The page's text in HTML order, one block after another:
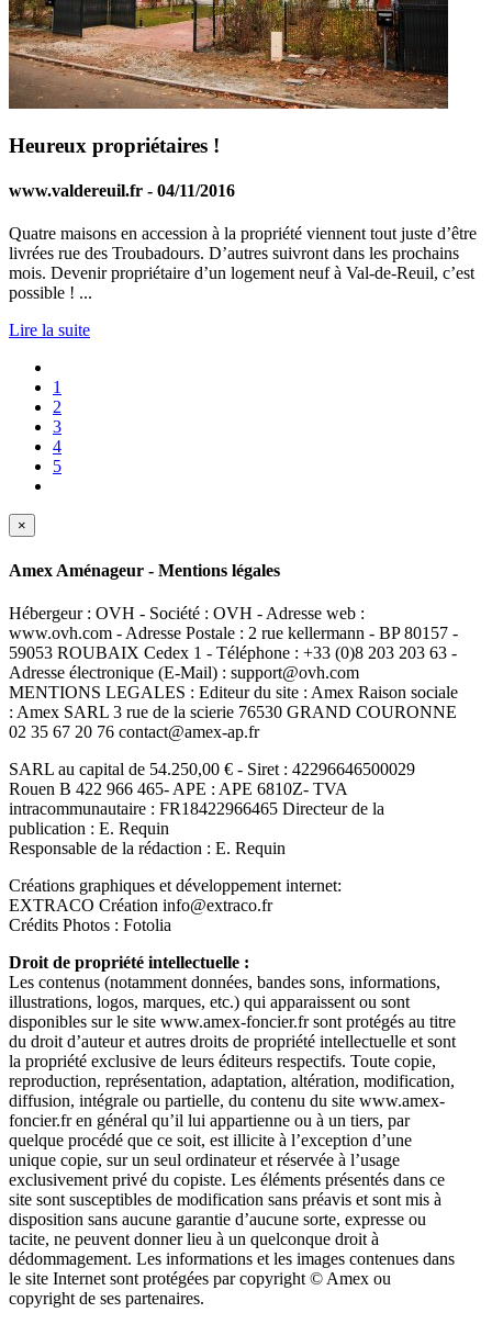
Heureux propriétaires !
www.valdereuil.fr - 04/11/2016
Quatre maisons en accession à la propriété viennent tout juste d’être
livrées rue des Troubadours. D’autres suivront dans les prochains
mois. Devenir propriétaire d’un logement neuf à Val-de-Reuil, c’est
possible ! ...
Lire la suite
1
2
3
4
5
×
Amex Aménageur - Mentions légales
Hébergeur : OVH - Société : OVH - Adresse web :
www.ovh.com - Adresse Postale : 2 rue kellermann - BP 80157 -
59053 ROUBAIX Cedex 1 - Téléphone : +33 (0)8 203 203 63 -
Adresse électronique (E-Mail) : support@ovh.com
MENTIONS LEGALES : Editeur du site : Amex Raison sociale
: Amex SARL 3 rue de la scierie 76530 GRAND COURONNE
02 35 67 20 76 contact@amex-ap.fr
SARL au capital de 54.250,00 € - Siret : 42296646500029
Rouen B 422 966 465- APE : APE 6810Z- TVA
intracommunautaire : FR18422966465 Directeur de la
publication : E. Requin
Responsable de la rédaction : E. Requin
Créations graphiques et développement internet:
EXTRACO Création info@extraco.fr
Crédits Photos : Fotolia
Droit de propriété intellectuelle :
Les contenus (notamment données, bandes sons, informations,
illustrations, logos, marques, etc.) qui apparaissent ou sont
disponibles sur le site www.amex-foncier.fr sont protégés au titre
du droit d’auteur et autres droits de propriété intellectuelle et sont
la propriété exclusive de leurs éditeurs respectifs. Toute copie,
reproduction, représentation, adaptation, altération, modification,
diffusion, intégrale ou partielle, du contenu du site www.amex-
foncier.fr en général qu’il lui appartienne ou à un tiers, par
quelque procédé que ce soit, est illicite à l’exception d’une
unique copie, sur un seul ordinateur et réservée à l’usage
exclusivement privé du copiste. Les éléments présentés dans ce
site sont susceptibles de modification sans préavis et sont mis à
disposition sans aucune garantie d’aucune sorte, expresse ou
tacite, ne peuvent donner lieu à un quelconque droit à
dédommagement. Les informations et les images contenues dans
le site Internet sont protégées par copyright © Amex ou
copyright de ses partenaires.